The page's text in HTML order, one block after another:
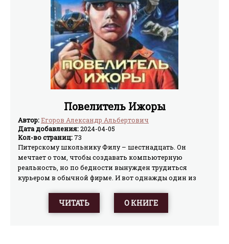
Повелитель Ижоры
Автор:Егоров Александр Альбертович
Дата добавления:2024-04-05
Кол-во страниц: 73
Питерскому школьнику Филу – шестнадцать. Он
мечтает о том, чтобы создавать компьютерную
реальность, но по бедности вынужден трудиться
курьером в обычной фирме. И вот однажды один из
дочь. Для Фила это шанс вырваться из ничтожества. Он
хватается за него… И фантастика виртуального мира
ЧИТАТЬ О КНИГЕ